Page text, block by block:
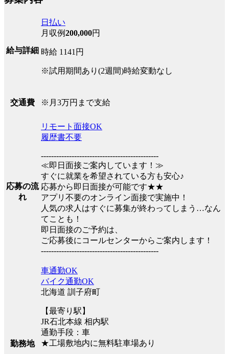
給与詳細
日払い
月収例200,000円
時給 1141円
※試用期間あり(2週間)時給変動なし
交通費 ※月3万円まで支給
応募の流
れ
リモート面接OK
履歴書不要
----------------------------------------------
≪即日面接ご案内しています！≫
すぐに就業を希望されている方も安心♪
応募から即日面接が可能です★★
アプリ不要のオンライン面接で実施中！
人気の求人はすぐに募集が終わってしまう…なん
てことも！
即日面接のご予約は、
ご応募後にコールセンターからご案内します！
----------------------------------------------
勤務地
車通勤OK
バイク通勤OK
北海道 訓子府町
【最寄り駅】
JR石北本線 相内駅
通勤手段：車
★工場敷地内に無料駐車場あり